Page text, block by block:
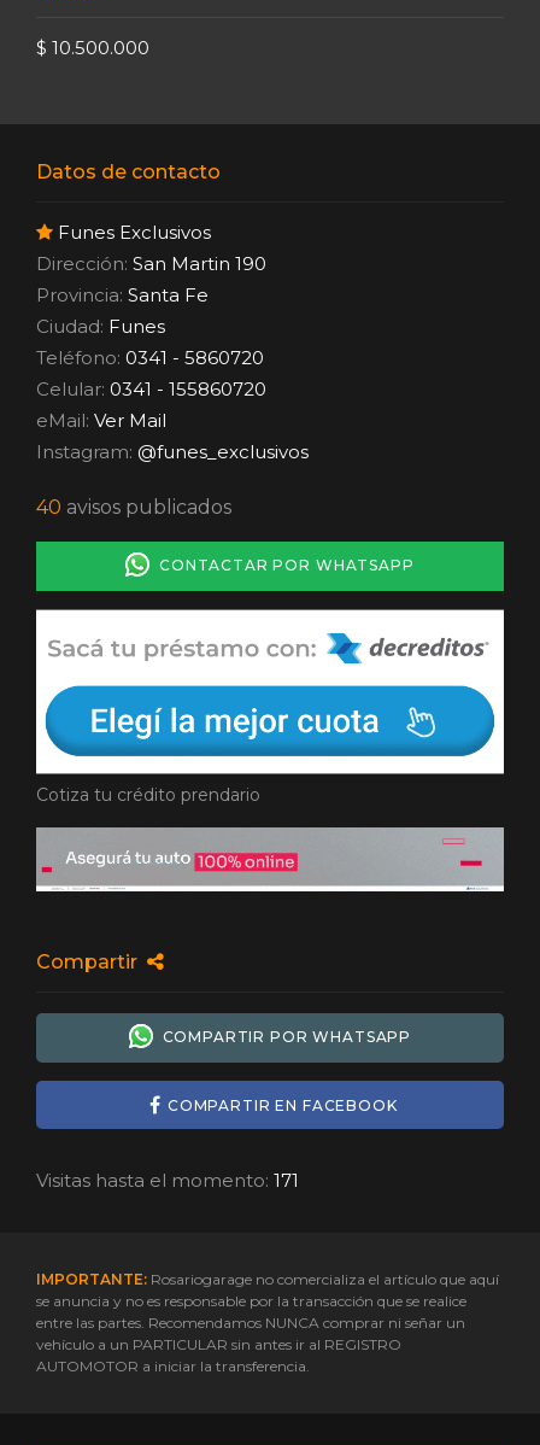
$ 10.500.000
Datos de contacto
Funes Exclusivos
Dirección: San Martin 190
Provincia: Santa Fe
Ciudad: Funes
Teléfono: 0341 - 5860720
Celular: 0341 - 155860720
eMail: Ver Mail
Instagram: @funes_exclusivos
40 avisos publicados
CONTACTAR POR WHATSAPP
Cotiza tu crédito prendario
Compartir
COMPARTIR POR WHATSAPP
COMPARTIR EN FACEBOOK
Visitas hasta el momento: 171
IMPORTANTE: Rosariogarage no comercializa el artículo que aquí
se anuncia y no es responsable por la transacción que se realice
entre las partes. Recomendamos NUNCA comprar ni señar un
vehículo a un PARTICULAR sin antes ir al REGISTRO
AUTOMOTOR a iniciar la transferencia.